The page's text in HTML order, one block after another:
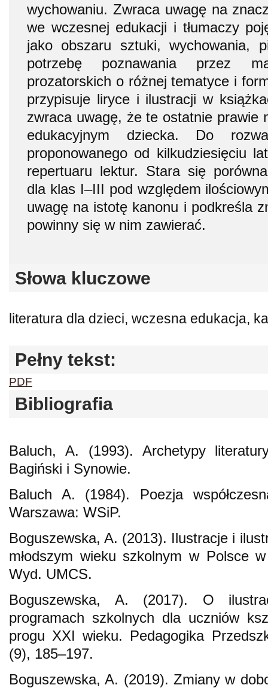
wychowaniu. Zwraca uwagę na
we wczesnej edukacji i tłumaczy
jako obszaru sztuki, wychowania,
potrzebę poznawania przez
prozatorskich o różnej tematyce i
przypisuje liryce i ilustracji w
zwraca uwagę, że te ostatnie prawie
edukacyjnym dziecka. Do
proponowanego od kilkudziesięciu
repertuaru lektur. Stara się
dla klas I–III pod względem
uwagę na istotę kanonu i podkreśla
powinny się w nim zawierać.
Słowa kluczowe
literatura dla dzieci, wczesna edukacja,
Pełny tekst:
PDF
Bibliografia
Baluch, A. (1993). Archetypy
Bagiński i Synowie.
Baluch A. (1984). Poezja
Warszawa: WSiP.
Boguszewska, A. (2013). Ilustracje i
młodszym wieku szkolnym w Polsce
Wyd. UMCS.
Boguszewska, A. (2017). O
programach szkolnych dla uczniów
progu XXI wieku. Pedagogika
(9), 185–197.
Boguszewska, A. (2019). Zmiany w